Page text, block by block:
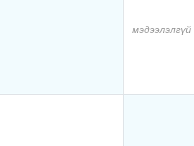
мэдээлэлгүй